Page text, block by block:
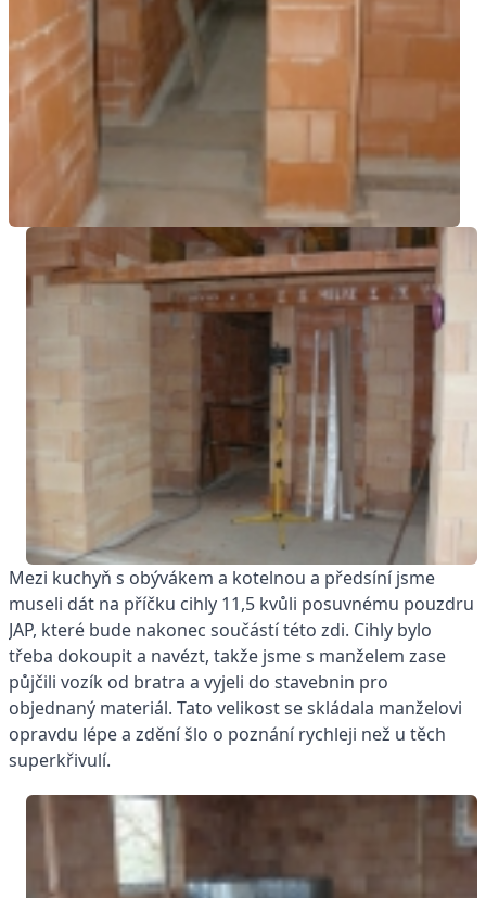
Mezi kuchyň s obývákem a kotelnou a předsíní jsme
museli dát na příčku cihly 11,5 kvůli posuvnému pouzdru
JAP, které bude nakonec součástí této zdi. Cihly bylo
třeba dokoupit a navézt, takže jsme s manželem zase
půjčili vozík od bratra a vyjeli do stavebnin pro
objednaný materiál. Tato velikost se skládala manželovi
opravdu lépe a zdění šlo o poznání rychleji než u těch
superkřivulí.